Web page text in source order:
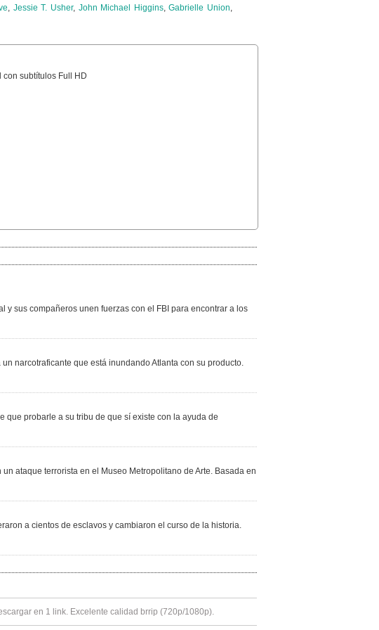
, Jessie T. Usher, John Michael Higgins,Gabrielle Union,
subtítulos Full HD
sus compañeros unen fuerzas con el FBI para encontrar a los
narcotraficante que está inundando Atlanta con su producto.
que probarle a su tribu de que sí existe con la ayuda de
ataque terrorista en el Museo Metropolitano de Arte. Basada en
a cientos de esclavos y cambiaron el curso de la historia.
en 1 link. Excelente calidad brrip (720p/1080p).